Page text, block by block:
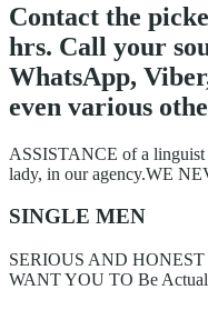
Contact the
hrs. Call your
WhatsApp,
even various
ASSISTANCE of a linguist
lady, in our agency.WE
SINGLE MEN
SERIOUS AND HONEST
WANT YOU TO Be